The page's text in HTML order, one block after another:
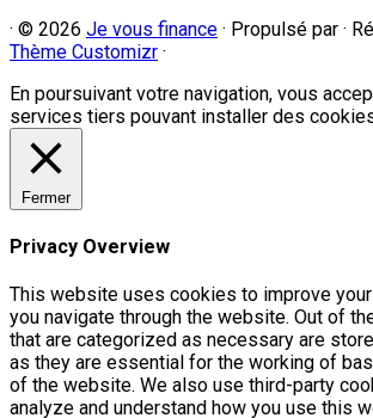
· © 2026 Je vous finance · Propulsé par ·
Thème Customizr ·
En poursuivant votre navigation, vous
services tiers pouvant installer des
Fermer
Privacy Overview
This website uses cookies to improve
you navigate through the website. Out of
that are categorized as necessary are
as they are essential for the working of
of the website. We also use third-party
analyze and understand how you use this